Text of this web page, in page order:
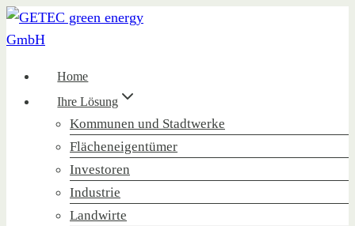
Zum
Inhalt
Home
Ihre Lösung
Kommunen und Stadtwerke
Flächeneigentümer
Investoren
Industrie
Landwirte